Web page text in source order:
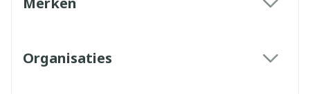
Organisaties